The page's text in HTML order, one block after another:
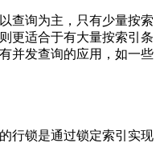
查询为主，只有少量按索
更适合于有大量按索引条
并发查询的应用，如一些
行锁是通过锁定索引实现